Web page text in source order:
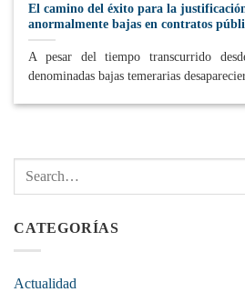
El camino del éxito para la
anormalmente bajas en contratos
A pesar del tiempo transcurrido
denominadas bajas temerarias
CATEGORÍAS
Actualidad